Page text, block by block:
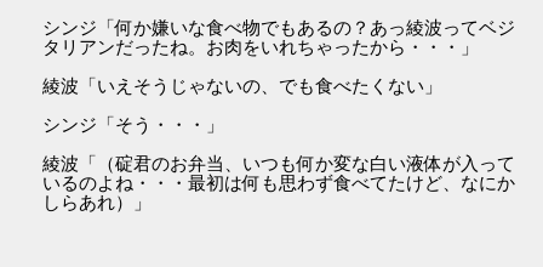
シンジ「何か嫌いな食べ物でもあるの？あっ綾波ってベジ
タリアンだったね。お肉をいれちゃったから・・・」
綾波「いえそうじゃないの、でも食べたくない」
シンジ「そう・・・」
綾波「（碇君のお弁当、いつも何か変な白い液体が入って
いるのよね・・・最初は何も思わず食べてたけど、なにか
しらあれ）」